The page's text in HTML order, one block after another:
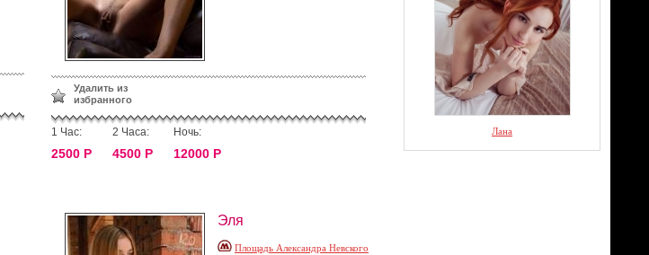
Удалить из
избранного
1 Час:
2500 Р
2 Часа:
4500 Р
Ночь:
12000 Р
Эля
Площадь Александра Невского
Лана